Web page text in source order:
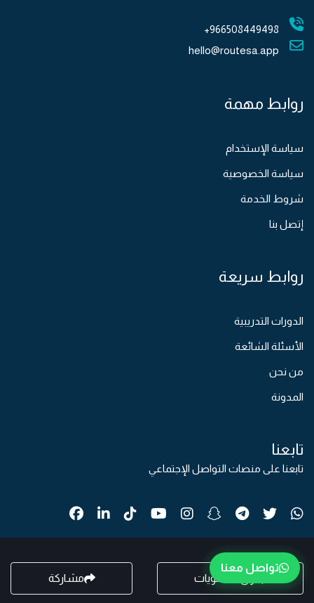
جدول المحتويات مشاركة
966508449498+
hello@routesa.app
روابط مهمة
سياسة الإستخدام
سياسة الخصوصية
شروط الخدمة
إتصل بنا
روابط سريعة
الدورات التدريبية
الأسئلة الشائعة
من نحن
المدونة
تابعنا
تابعنا على منصات التواصل الإجتماعي
رِماح الرقمية
تواصل معنا